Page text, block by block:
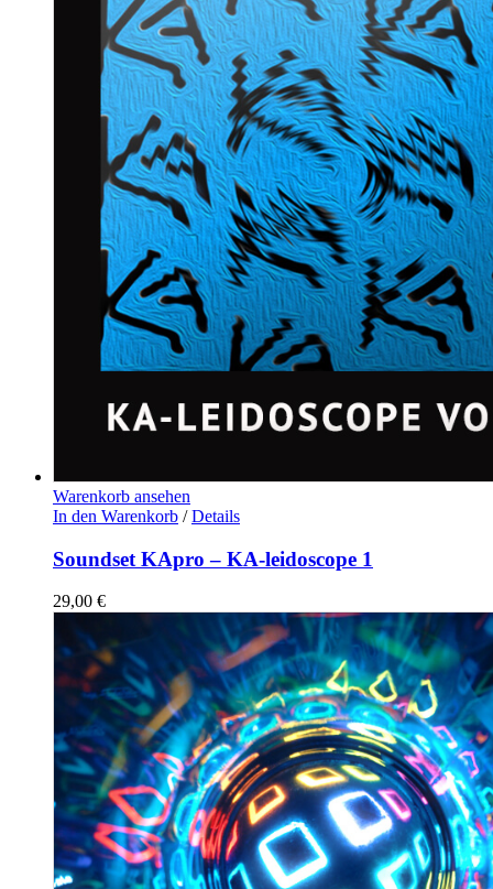
Warenkorb ansehen
In den Warenkorb / Details
Soundset KApro – KA-leidoscope 1
29,00 €